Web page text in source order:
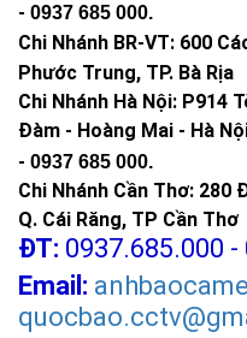
- 0937 685 000.
Chi Nhánh BR-VT: 600
Phước Trung, TP. Bà Rịa
Chi Nhánh Hà Nội: P914
Đàm - Hoàng Mai - Hà
- 0937 685 000.
Chi Nhánh Cần Thơ: 280
Q. Cái Răng, TP Cần Thơ
ĐT: 0937.685.000
Email: